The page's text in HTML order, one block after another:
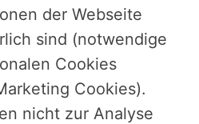
der Webseite
sind (notwendige
Cookies
Cookies).
nicht zur Analyse